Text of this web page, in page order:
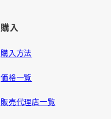
購入
購入方法
価格一覧
販売代理店一覧